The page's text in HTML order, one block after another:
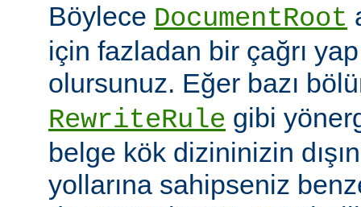
Böylece DocumentRoot
için fazladan bir çağrı
olursunuz. Eğer bazı
RewriteRule gibi
belge kök dizininizin
yollarına sahipseniz